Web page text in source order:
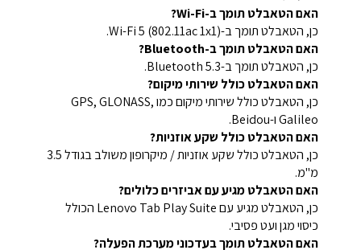
האם הטאבלט תומך ב-Wi-Fi?
כן, הטאבלט תומך ב-Wi-Fi 5 (802.11ac 1x1).
האם הטאבלט תומך ב-Bluetooth?
כן, הטאבלט תומך ב-Bluetooth 5.3.
האם הטאבלט כולל שירותי מיקום?
כן, הטאבלט כולל שירותי מיקום כמו GPS, GLONASS,
Galileo ו-Beidou.
האם הטאבלט כולל שקע אוזניות?
כן, הטאבלט כולל שקע אוזניות / מיקרופון משולב בגודל 3.5
מ"מ.
האם הטאבלט מגיע עם אביזרים כלולים?
כן, הטאבלט מגיע עם Lenovo Tab Play Suite הכולל
כיסוי מגן ועט פסיבי.
האם הטאבלט תומך בעדכוני מערכת הפעלה?